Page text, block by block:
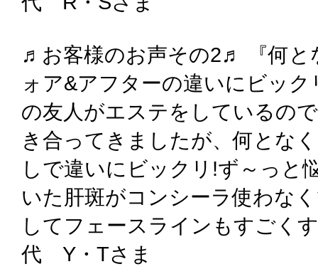
♬お客様のお声その2♬ 『何と
ォア&アフターの違いにビッ
の友人がエステをしているの
き合ってきましたが、何とな
しで違いにビックリ!ず～っと
いた肝斑がコンシーラ使わな
してフェースラインもすごく
代 Y・Tさま